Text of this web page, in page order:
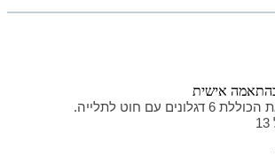
אישית
דגלונים עם
חוט לתלייה.